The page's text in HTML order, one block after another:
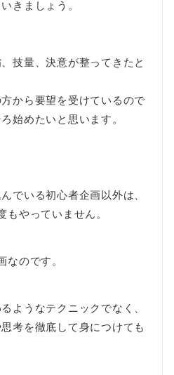
きましょう。
技量、決意が整ってきたと
から要望を受けているので
始めたいと思います。
でいる初心者企画以外は、
もやっていません。
なのです。
ようなテクニックでなく、
考を徹底して身につけても